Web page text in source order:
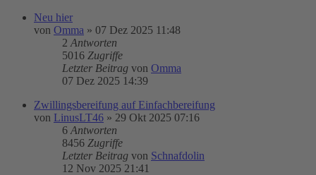
Neu hier
von Omma » 07 Dez 2025 11:48
2 Antworten
5016 Zugriffe
Letzter Beitrag von Omma
07 Dez 2025 14:39
Zwillingsbereifung auf Einfachbereifung
von LinusLT46 » 29 Okt 2025 07:16
6 Antworten
8456 Zugriffe
Letzter Beitrag von Schnafdolin
12 Nov 2025 21:41